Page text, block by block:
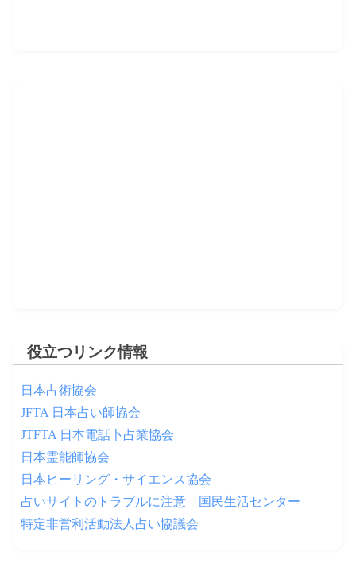
役立つリンク情報
日本占術協会
JFTA 日本占い師協会
JTFTA 日本電話卜占業協会
日本霊能師協会
日本ヒーリング・サイエンス協会
占いサイトのトラブルに注意 – 国民生活センター
特定非営利活動法人占い協議会